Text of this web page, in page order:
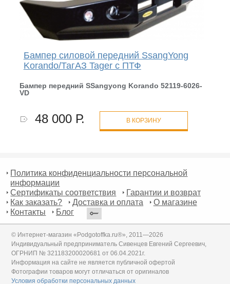
Бампер силовой передний SsangYong
Korando/ТагАЗ Tager с ПТФ
Бампер передний SSangyong Korando 52119-6026-
VD
48 000 Р. В КОРЗИНУ
Политика конфиденциальности персональной
информации
Сертификаты соответствия
Гарантии и возврат
Как заказать?
Доставка и оплата
О магазине
Контакты
Блог
© Интернет-магазин «Podgotoffka.ru®», 2011—2026
Индивидуальный предприниматель Сивенцев Евгений Сергеевич,
ОГРНИП № 321183200020681 от 06.04.2021г.
Информация на сайте не является публичной офертой
Фотографии товаров могут отличаться от оригиналов
Условия обработки персональных данных